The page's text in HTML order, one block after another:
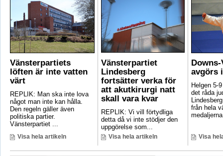
Vänsterpartiets
löften är inte vatten
värt
REPLIK: Man ska inte lova
något man inte kan hålla.
Den regeln gäller även
politiska partier.
Vänsterpartiet ...
Visa hela artikeln
Vänsterpartiet
Lindesberg
fortsätter verka för
att akutkirurgi natt
skall vara kvar
REPLIK: Vi vill förtydliga
detta då vi inte stödjer den
uppgörelse som...
Visa hela artikeln
avgörs
Helgen 5-
det råda
från hela
Visa